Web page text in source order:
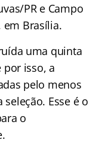
PR e Campo
em Brasília.
uma quinta
isso, a
pelo menos
Esse é o
o